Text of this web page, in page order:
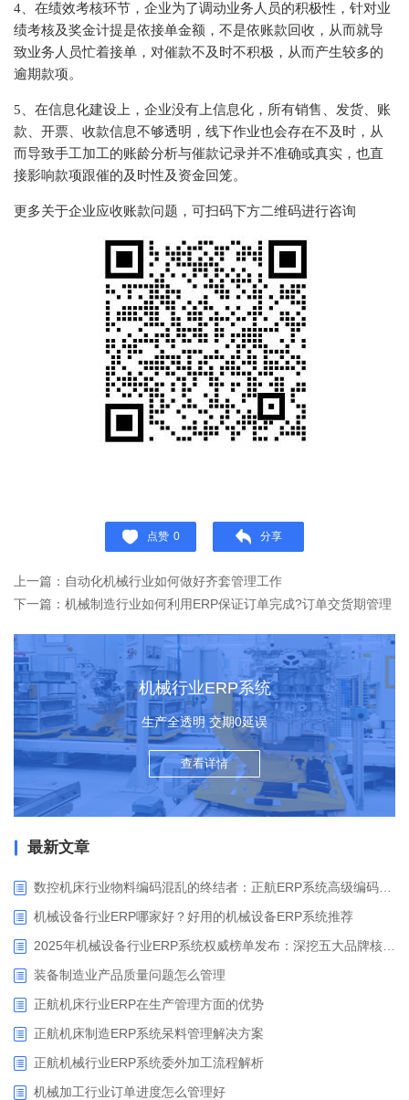
4、在绩效考核环节，企业为了调动业务人员的积极性，针对业
绩考核及奖金计提是依接单金额，不是依账款回收，从而就导
致业务人员忙着接单，对催款不及时不积极，从而产生较多的
逾期款项。
5、在信息化建设上，企业没有上信息化，所有销售、发货、账
款、开票、收款信息不够透明，线下作业也会存在不及时，从
而导致手工加工的账龄分析与催款记录并不准确或真实，也直
接影响款项跟催的及时性及资金回笼。
更多关于企业应收账款问题，可扫码下方二维码进行咨询
点赞 0 分享
上一篇：自动化机械行业如何做好齐套管理工作
下一篇：机械制造行业如何利用ERP保证订单完成?订单交货期管理
机械行业ERP系统
生产全透明 交期0延误
查看详情
最新文章
机械设备行业ERP哪家好？好用的机械设备ERP系统推荐
装备制造业产品质量问题怎么管理
正航机床行业ERP在生产管理方面的优势
正航机床制造ERP系统呆料管理解决方案
正航机械行业ERP系统委外加工流程解析
机械加工行业订单进度怎么管理好